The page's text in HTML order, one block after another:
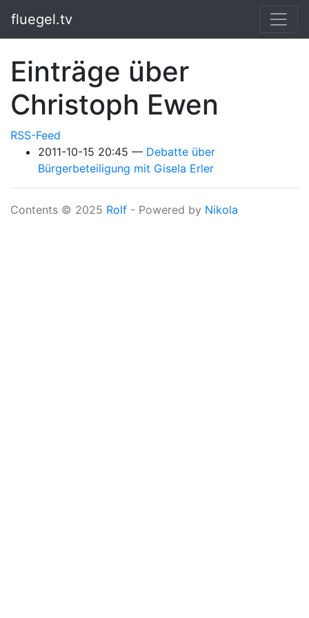
fluegel.tv
Einträge über
Christoph Ewen
RSS-Feed
2011-10-15 20:45
Debatte über
Bürgerbeteiligung mit Gisela Erler
Contents © 2025 Rolf - Powered by Nikola